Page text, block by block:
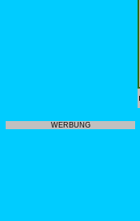
WERBUNG